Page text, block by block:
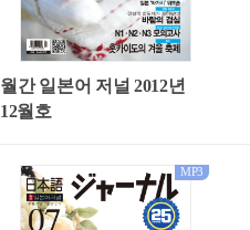
월간 일본어 저널 2012년
12월호
MP3